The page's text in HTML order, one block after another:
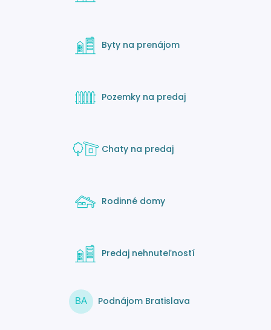
Byty na prenájom
Pozemky na predaj
Chaty na predaj
Rodinné domy
Predaj nehnuteľností
BA Podnájom Bratislava